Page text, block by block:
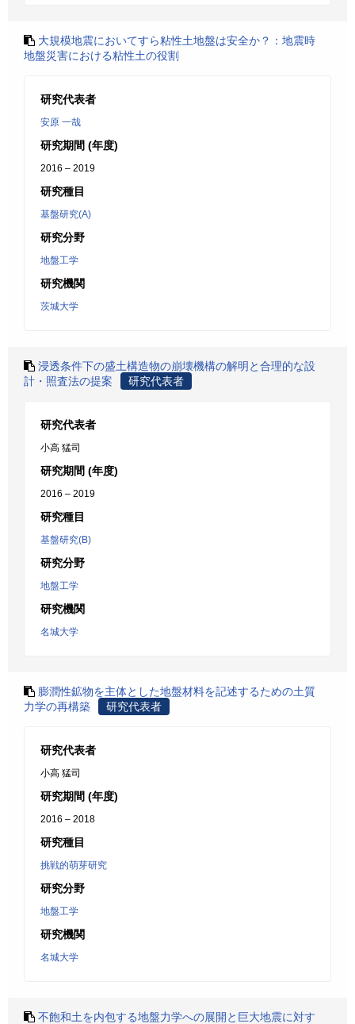
大規模地震においてすら粘性土地盤は安全か？：地震時
地盤災害における粘性土の役割
研究代表者
安原 一哉
研究期間 (年度)
2016 – 2019
研究種目
基盤研究(A)
研究分野
地盤工学
研究機関
茨城大学
浸透条件下の盛土構造物の崩壊機構の解明と合理的な設
計・照査法の提案
研究代表者
研究代表者
小高 猛司
研究期間 (年度)
2016 – 2019
研究種目
基盤研究(B)
研究分野
地盤工学
研究機関
名城大学
膨潤性鉱物を主体とした地盤材料を記述するための土質
力学の再構築
研究代表者
研究代表者
小高 猛司
研究期間 (年度)
2016 – 2018
研究種目
挑戦的萌芽研究
研究分野
地盤工学
研究機関
名城大学
不飽和土を内包する地盤力学への展開と巨大地震に対す